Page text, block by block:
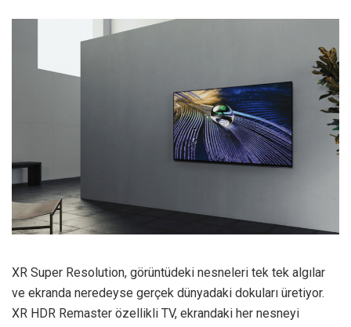
XR Super Resolution, görüntüdeki nesneleri tek tek algılar
ve ekranda neredeyse gerçek dünyadaki dokuları üretiyor.
XR HDR Remaster özellikli TV, ekrandaki her nesneyi